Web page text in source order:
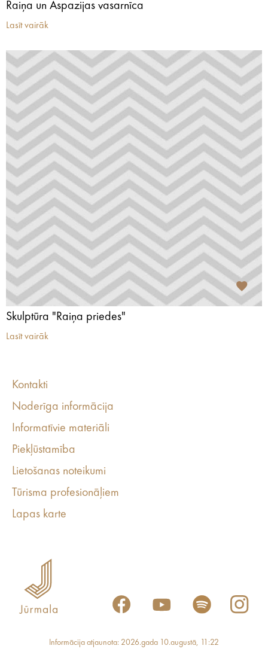
Raiņa un Aspazijas vasarnīca
Lasīt vairāk
Skulptūra "Raiņa priedes"
Lasīt vairāk
Kontakti
Noderīga informācija
Informatīvie materiāli
Piekļūstamība
Lietošanas noteikumi
Tūrisma profesionāļiem
Lapas karte
Informācija atjaunota: 2026.gada 10.augustā, 11:22